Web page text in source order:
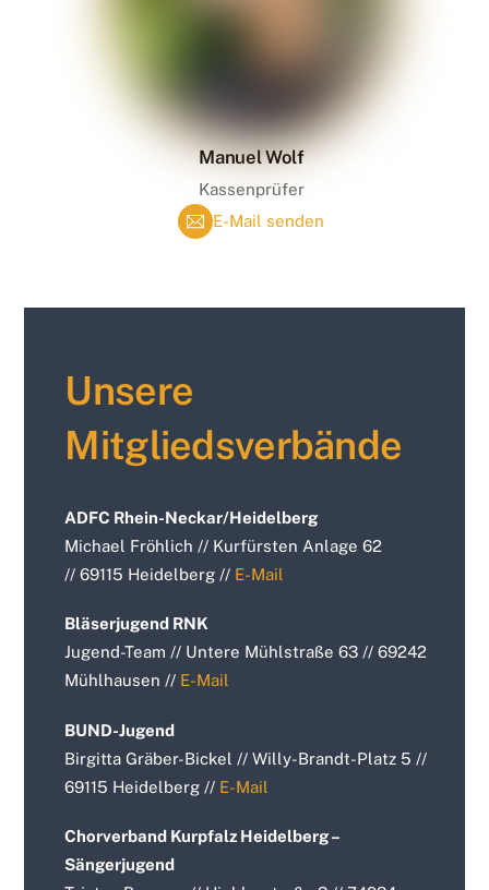
Manuel Wolf
Kassenprüfer
E-Mail senden
Unsere
Mitgliedsverbände
ADFC Rhein-Neckar/Heidelberg
Michael Fröhlich // Kurfürsten Anlage 62
// 69115 Heidelberg // E-Mail
Bläserjugend RNK
Jugend-Team // Untere Mühlstraße 63 // 69242
Mühlhausen // E-Mail
BUND-Jugend
Birgitta Gräber-Bickel // Willy-Brandt-Platz 5 //
69115 Heidelberg // E-Mail
Chorverband Kurpfalz Heidelberg –
Sängerjugend